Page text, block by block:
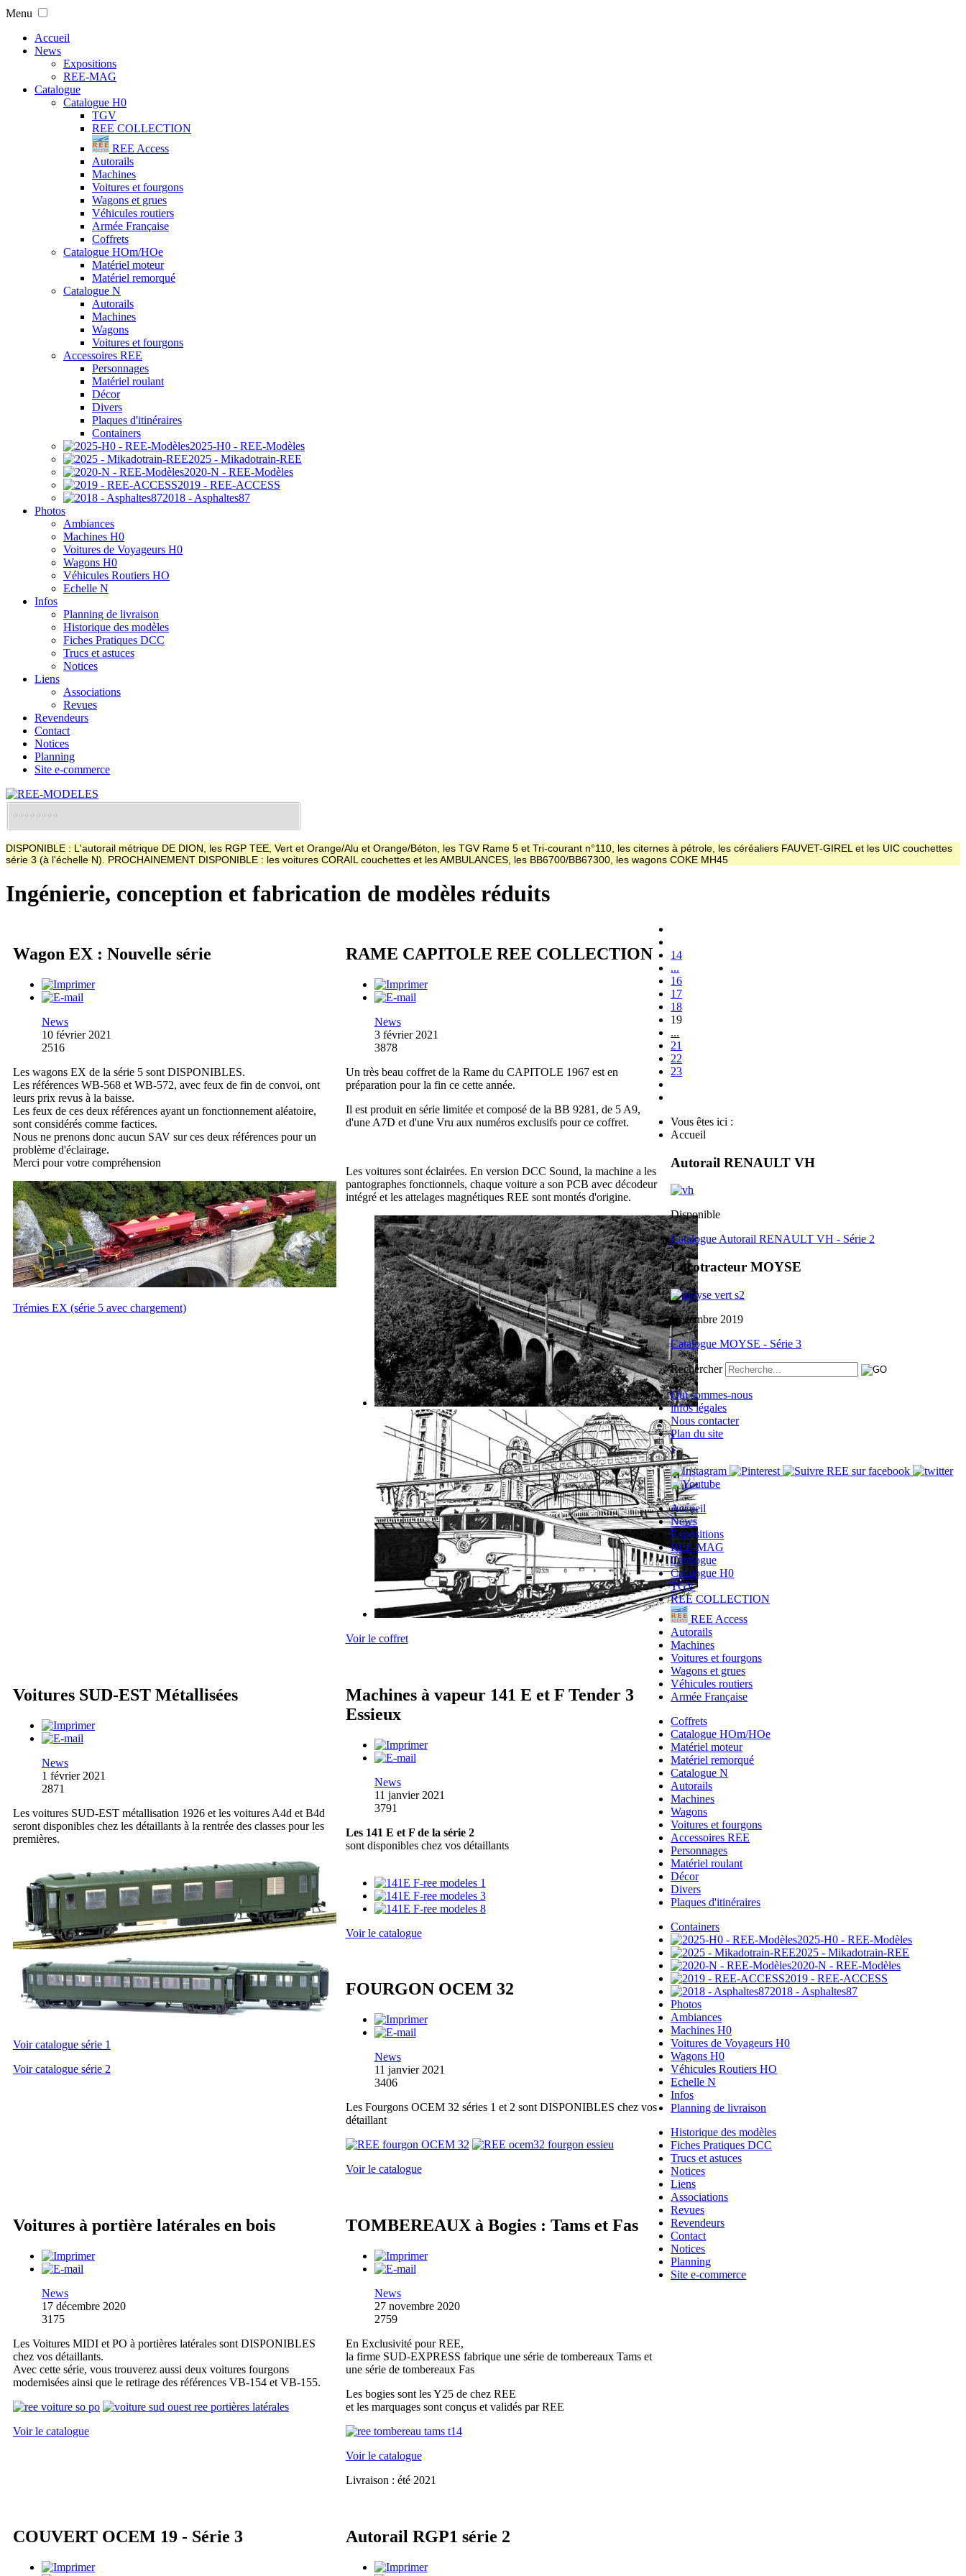
Menu
Accueil
News
Expositions
REE-MAG
Catalogue
Catalogue H0
TGV
REE COLLECTION
REE Access
Autorails
Machines
Voitures et fourgons
Wagons et grues
Véhicules routiers
Armée Française
Coffrets
Catalogue HOm/HOe
Matériel moteur
Matériel remorqué
Catalogue N
Autorails
Machines
Wagons
Voitures et fourgons
Accessoires REE
Personnages
Matériel roulant
Décor
Divers
Plaques d'itinéraires
Containers
2025-H0 - REE-Modèles
2025 - Mikadotrain-REE
2020-N - REE-Modèles
2019 - REE-ACCESS
2018 - Asphaltes87
Photos
Ambiances
Machines H0
Voitures de Voyageurs H0
Wagons H0
Véhicules Routiers HO
Echelle N
Infos
Planning de livraison
Historique des modèles
Fiches Pratiques DCC
Trucs et astuces
Notices
Liens
Associations
Revues
Revendeurs
Contact
Notices
Planning
Site e-commerce
DISPONIBLE : L'autorail métrique DE DION, les RGP TEE, Vert et Orange/Alu et Orange/Béton, les TGV Rame 5 et Tri-courant n°110, les citernes à pétrole, les céréaliers FAUVET-GIREL et les UIC couchettes
série 3 (à l'échelle N). PROCHAINEMENT DISPONIBLE : les voitures CORAIL couchettes et les AMBULANCES, les BB6700/BB67300, les wagons COKE MH45
Ingénierie, conception et fabrication de modèles réduits
Wagon EX : Nouvelle série
News
10 février 2021
2516
Les wagons EX de la série 5 sont DISPONIBLES.
Les références WB-568 et WB-572, avec feux de fin de convoi, ont
leurs prix revus à la baisse.
Les feux de ces deux références ayant un fonctionnement aléatoire,
sont considérés comme factices.
Nous ne prenons donc aucun SAV sur ces deux références pour un
problème d'éclairage.
Merci pour votre compréhension
Trémies EX (série 5 avec chargement)
RAME CAPITOLE REE COLLECTION
News
3 février 2021
3878
Un très beau coffret de la Rame du CAPITOLE 1967 est en
préparation pour la fin ce cette année.
Il est produit en série limitée et composé de la BB 9281, de 5 A9,
d'une A7D et d'une Vru aux numéros exclusifs pour ce coffret.
Les voitures sont éclairées. En version DCC Sound, la machine a les
pantographes fonctionnels, chaque voiture a son PCB avec décodeur
intégré et les attelages magnétiques REE sont montés d'origine.
Voir le coffret
Voitures SUD-EST Métallisées
News
1 février 2021
2871
Les voitures SUD-EST métallisation 1926 et les voitures A4d et B4d
seront disponibles chez les détaillants à la rentrée des classes pour les
premières.
Voir catalogue série 1
Voir catalogue série 2
Machines à vapeur 141 E et F Tender 3
Essieux
News
11 janvier 2021
3791
Les 141 E et F de la série 2
sont disponibles chez vos détaillants
Voir le catalogue
FOURGON OCEM 32
News
11 janvier 2021
3406
Les Fourgons OCEM 32 séries 1 et 2 sont DISPONIBLES chez vos
détaillant
Voir le catalogue
Voitures à portière latérales en bois
News
17 décembre 2020
3175
Les Voitures MIDI et PO à portières latérales sont DISPONIBLES
chez vos détaillants.
Avec cette série, vous trouverez aussi deux voitures fourgons
modernisées ainsi que le retirage des références VB-154 et VB-155.
Voir le catalogue
TOMBEREAUX à Bogies : Tams et Fas
News
27 novembre 2020
2759
En Exclusivité pour REE,
la firme SUD-EXPRESS fabrique une série de tombereaux Tams et
une série de tombereaux Fas
Les bogies sont les Y25 de chez REE
et les marquages sont conçus et validés par REE
Voir le catalogue
Livraison : été 2021
COUVERT OCEM 19 - Série 3 Autorail RGP1 série 2
14
...
16
17
18
19
...
21
22
23
Vous êtes ici :
Accueil
Autorail RENAULT VH
Disponible
Catalogue Autorail RENAULT VH - Série 2
Locotracteur MOYSE
Décembre 2019
Catalogue MOYSE - Série 3
Rechercher
Qui sommes-nous
infos légales
Nous contacter
Plan du site
-
Accueil
News
Expositions
REE-MAG
Catalogue
Catalogue H0
TGV
REE COLLECTION
REE Access
Autorails
Machines
Voitures et fourgons
Wagons et grues
Véhicules routiers
Armée Française
Coffrets
Catalogue HOm/HOe
Matériel moteur
Matériel remorqué
Catalogue N
Autorails
Machines
Wagons
Voitures et fourgons
Accessoires REE
Personnages
Matériel roulant
Décor
Divers
Plaques d'itinéraires
Containers
2025-H0 - REE-Modèles
2025 - Mikadotrain-REE
2020-N - REE-Modèles
2019 - REE-ACCESS
2018 - Asphaltes87
Photos
Ambiances
Machines H0
Voitures de Voyageurs H0
Wagons H0
Véhicules Routiers HO
Echelle N
Infos
Planning de livraison
Historique des modèles
Fiches Pratiques DCC
Trucs et astuces
Notices
Liens
Associations
Revues
Revendeurs
Contact
Notices
Planning
Site e-commerce